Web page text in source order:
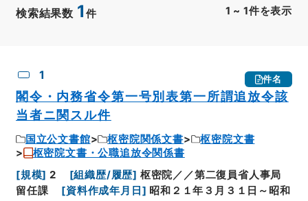
検索結果数 1 件 1 ~ 1件を表示
1 件名
閣令・内務省令第一号別表第一所謂追放令該
当者ニ関スル件
国立公文書館 枢密院関係文書
枢密院文書
枢密院文書・公職追放令関係書
[規模] 2 [組織歴/履歴] 枢密院／／第二復員省人事局
留任課
[資料作成年月日 ] 昭和２１年３月３１日～昭和